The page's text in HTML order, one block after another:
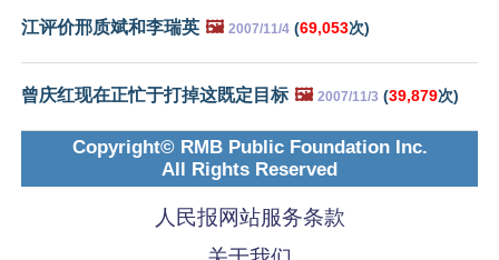
江评价邢质斌和李瑞英 🖼️ 2007/11/4 (69,053次)
曾庆红现在正忙于打掉这既定目标 🖼️ 2007/11/3 (39,879次)
Copyright© RMB Public Foundation Inc.
All Rights Reserved
人民报网站服务条款